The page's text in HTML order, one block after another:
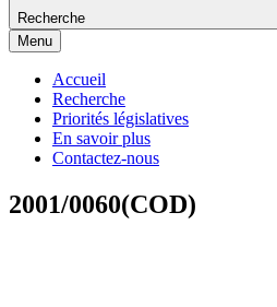
Recherche
Menu
Accueil
Recherche
Priorités législatives
En savoir plus
Contactez-nous
2001/0060(COD)